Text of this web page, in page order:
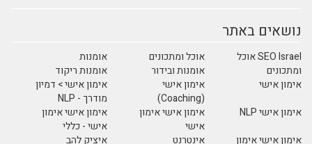
נושאים באתר
SEO Israel אוכל
ומתכונים
אוכל ומתכונים
אומנות
אומנות ובידור
אומנות ריקוד
אימון אישי
אימון אישי
(Coaching)
אימון אישי > דמיון
מודרך - NLP
אימון אישי NLP
אימון אישי אימון
אישי
אימון אישי אימון
אישי - כללי
אימון אישי אימון
אינטרנט איציק להב